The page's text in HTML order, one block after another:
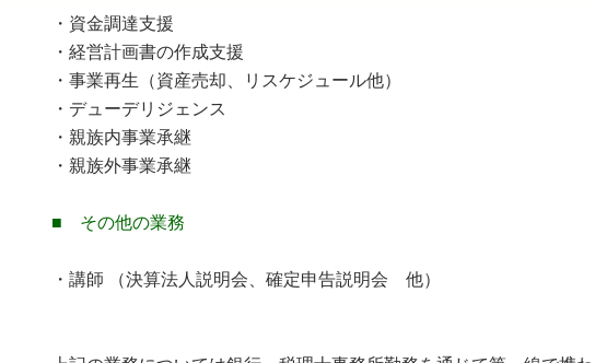
・資金調達支援
・経営計画書の作成支援
・事業再生（資産売却、リスケジュール他）
・デューデリジェンス
・親族内事業承継
・親族外事業承継
■ その他の業務
・講師 （決算法人説明会、確定申告説明会 他）